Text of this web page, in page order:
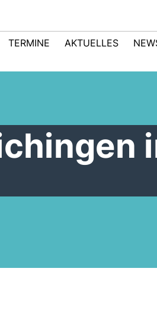
TERMINE AKTUELLES